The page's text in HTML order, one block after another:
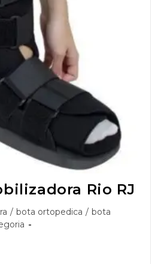
Rio RJ
/ bota ortopedica / bota